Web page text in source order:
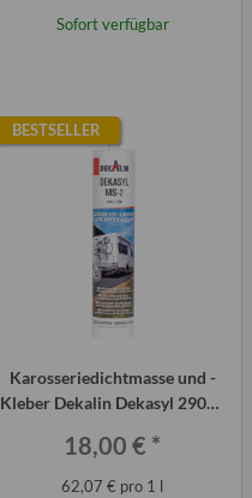
Sofort verfügbar
BESTSELLER
Karosseriedichtmasse und -
Kleber Dekalin Dekasyl 290ml
18,00 € *
62,07 € pro 1 l